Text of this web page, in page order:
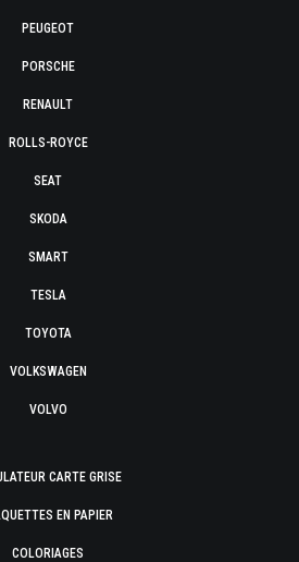
PEUGEOT
PORSCHE
RENAULT
ROLLS-ROYCE
SEAT
SKODA
SMART
TESLA
TOYOTA
VOLKSWAGEN
VOLVO
CARTE GRISE
EN PAPIER
COLORIAGES